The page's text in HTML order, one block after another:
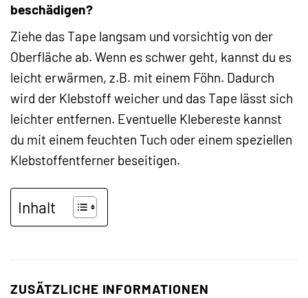
beschädigen?
Ziehe das Tape langsam und vorsichtig von der
Oberfläche ab. Wenn es schwer geht, kannst du es
leicht erwärmen, z.B. mit einem Föhn. Dadurch
wird der Klebstoff weicher und das Tape lässt sich
leichter entfernen. Eventuelle Klebereste kannst
du mit einem feuchten Tuch oder einem speziellen
Klebstoffentferner beseitigen.
Inhalt
ZUSÄTZLICHE INFORMATIONEN